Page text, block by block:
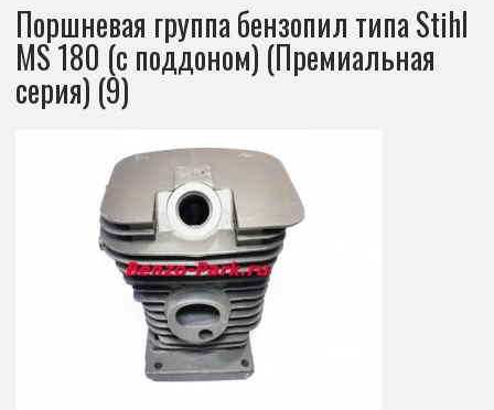
Поршневая группа бензопил типа Stihl
MS 180 (с поддоном) (Премиальная
серия) (9)